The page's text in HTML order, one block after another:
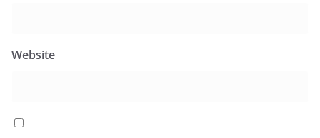
Website